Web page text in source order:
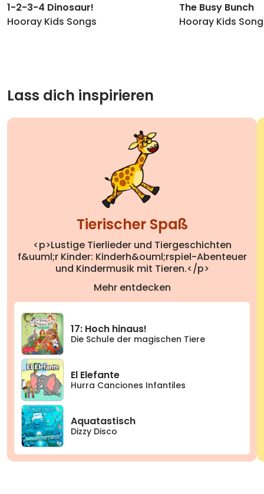
1-2-3-4 Dinosaur!
Hooray Kids Songs
The Busy Bunch
Hooray Kids
Lass dich inspirieren
Tierischer Spaß
<p>Lustige Tierlieder und Tiergeschichten
f&uuml;r Kinder: Kinderh&ouml;rspiel-Abenteuer
und Kindermusik mit Tieren.</p>
Mehr entdecken
17: Hoch hinaus!
Die Schule der magischen Tiere
El Elefante
Hurra Canciones Infantiles
Aquatastisch
Dizzy Disco